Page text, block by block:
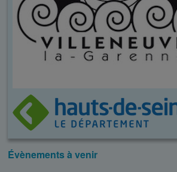
Évènements à venir